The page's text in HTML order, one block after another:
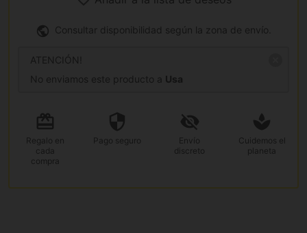
Consultar disponibilidad según la zona de envío.
ATENCIÓN!
No enviamos este producto a Usa
Regalo en
cada
compra
Pago seguro
Envío
discreto
Cuidemos el
planeta